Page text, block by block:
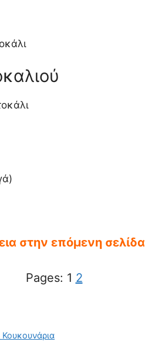
στην επόμενη σελίδα
Pages: 1 2